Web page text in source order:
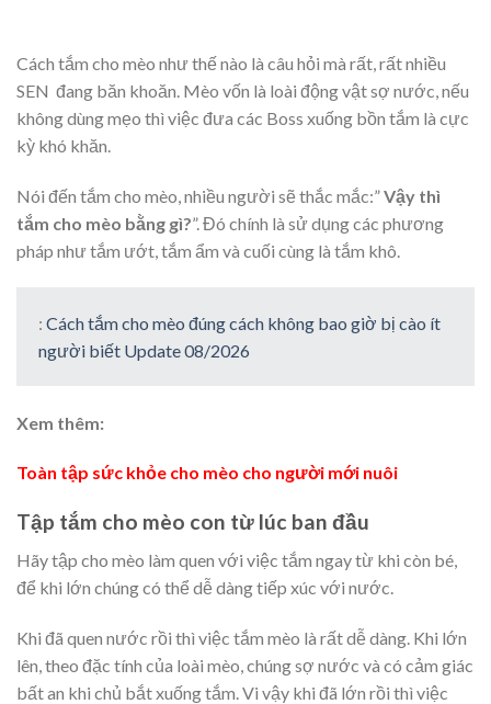
Cách tắm cho mèo như thế nào là câu hỏi mà rất, rất nhiều
SEN đang băn khoăn. Mèo vốn là loài động vật sợ nước, nếu
không dùng mẹo thì việc đưa các Boss xuống bồn tắm là cực
kỳ khó khăn.
Nói đến tắm cho mèo, nhiều người sẽ thắc mắc:”Vậy thì
tắm cho mèo bằng gì?”. Đó chính là sử dụng các phương
pháp như tắm ướt, tắm ẩm và cuối cùng là tắm khô.
: Cách tắm cho mèo đúng cách không bao giờ bị cào ít
người biết Update 08/2026
Xem thêm:
Toàn tập sức khỏe cho mèo cho người mới nuôi
Tập tắm cho mèo con từ lúc ban đầu
Hãy tập cho mèo làm quen với việc tắm ngay từ khi còn bé,
để khi lớn chúng có thể dễ dàng tiếp xúc với nước.
Khi đã quen nước rồi thì việc tắm mèo là rất dễ dàng. Khi lớn
lên, theo đặc tính của loài mèo, chúng sợ nước và có cảm giác
bất an khi chủ bắt xuống tắm. Vi vậy khi đã lớn rồi thì việc